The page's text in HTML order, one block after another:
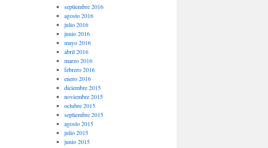
septiembre 2016
agosto 2016
julio 2016
junio 2016
mayo 2016
abril 2016
marzo 2016
febrero 2016
enero 2016
diciembre 2015
noviembre 2015
octubre 2015
septiembre 2015
agosto 2015
julio 2015
junio 2015